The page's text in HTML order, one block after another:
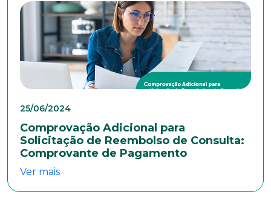
25/06/2024
Comprovação Adicional para
Solicitação de Reembolso de Consulta:
Comprovante de Pagamento
Ver mais
Idade
Estado Civil
Escolaridade
Sexo
Masculino
Área de interesse